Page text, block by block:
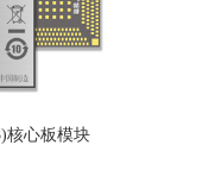
核心板模块